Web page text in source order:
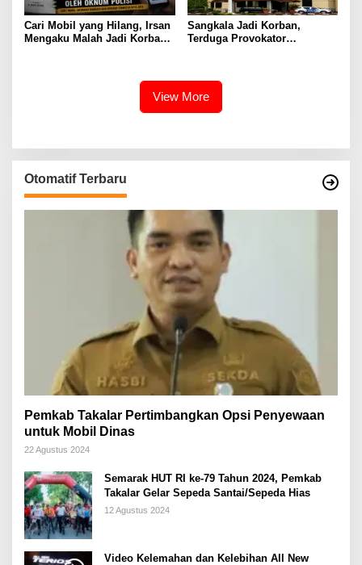
Cari Mobil yang Hilang, Irsan
Mengaku Malah Jadi Korban
Sangkala Jadi Korban,
Terduga Provokator
View More
Otomatif Terbaru
Pemkab Takalar Pertimbangkan Opsi Penyewaan
untuk Mobil Dinas
22 Agustus 2024
Semarak HUT RI ke-79 Tahun 2024, Pemkab
Takalar Gelar Sepeda Santai/Sepeda Hias
12 Agustus 2024
Video Kelemahan dan Kelebihan All New